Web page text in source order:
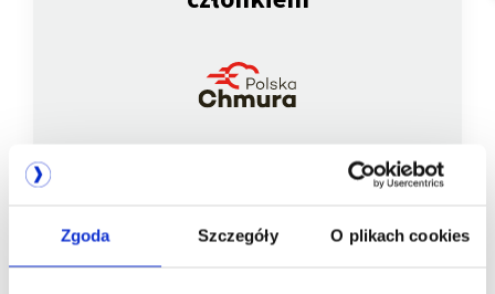
Zgoda Szczegóły O plikach cookies